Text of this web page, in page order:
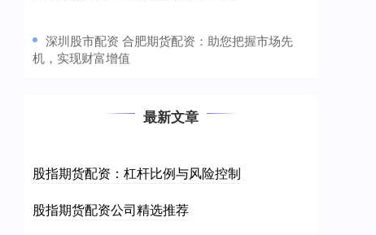
​深圳股市配资 合肥期货配资：助您把握市场先
机，实现财富增值
最新文章
股指期货配资：杠杆比例与风险控制
股指期货配资公司精选推荐